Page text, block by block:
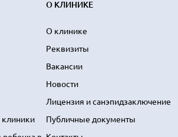
О КЛИНИКЕ
О клинике
Реквизиты
Вакансии
Новости
Лицензия и санэпидзаключение
Публичные документы